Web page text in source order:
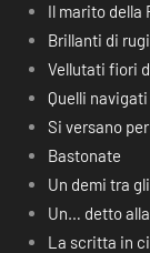
Il marito della
Brillanti di
Vellutati fiori
Quelli
Si versano
Bastonate
Un demi tra
Un… detto
La scritta in